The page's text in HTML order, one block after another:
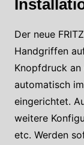
Der neue
Handgriffen
Knopfdruck an
automatisch
eingerichtet.
weitere
etc. Werden